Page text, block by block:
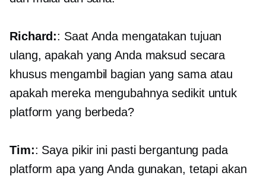
Richard:: Saat Anda mengatakan tujuan
ulang, apakah yang Anda maksud secara
khusus mengambil bagian yang sama atau
apakah mereka mengubahnya sedikit untuk
platform yang berbeda?
Tim:: Saya pikir ini pasti bergantung pada
platform apa yang Anda gunakan, tetapi akan